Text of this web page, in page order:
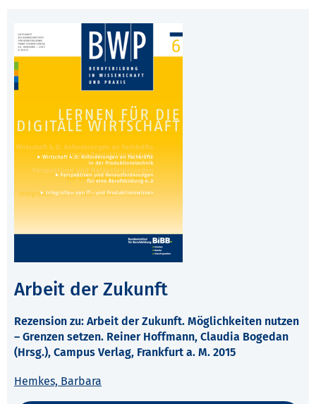
Arbeit der Zukunft
Rezension zu: Arbeit der Zukunft. Möglichkeiten nutzen
– Grenzen setzen. Reiner Hoffmann, Claudia Bogedan
(Hrsg.), Campus Verlag, Frankfurt a. M. 2015
Hemkes, Barbara